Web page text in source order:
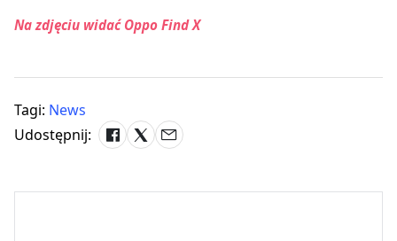
Na zdjęciu widać Oppo Find X
Tagi: News
Udostępnij: